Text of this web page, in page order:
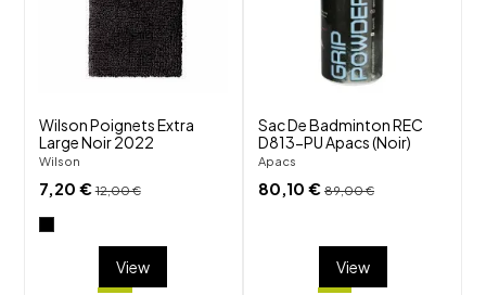
Wilson Poignets Extra
Large Noir 2022
Wilson
7,20 €12,00 €
View
Sac De Badminton REC
D813-PU Apacs (Noir)
Apacs
80,10 € 89,00 €
View